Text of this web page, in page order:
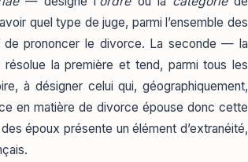
quel type de juge, parmi l’ensemble des
de prononcer le divorce. La seconde — la
la première et tend, parmi tous les
à désigner celui qui, géographiquement,
en matière de divorce épouse donc cette
époux présente un élément d’extranéité,